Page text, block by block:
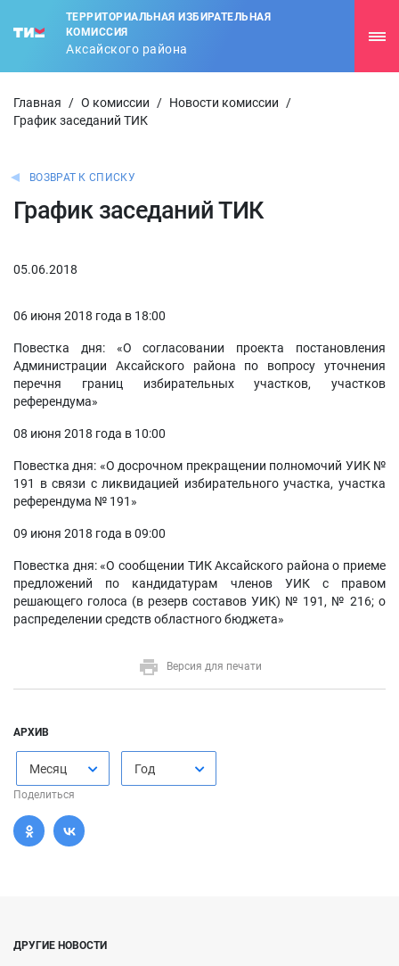
ТЕРРИТОРИАЛЬНАЯ ИЗБИРАТЕЛЬНАЯ
КОМИССИЯ
Аксайского района
Главная / О комиссии / Новости комиссии
/
График заседаний ТИК
ВОЗВРАТ К СПИСКУ
График заседаний ТИК
05.06.2018
06 июня 2018 года в 18:00
Повестка дня: «О согласовании проекта постановления
Администрации Аксайского района по вопросу уточнения
перечня границ избирательных участков, участков
референдума»
08 июня 2018 года в 10:00
Повестка дня: «О досрочном прекращении полномочий УИК №
191 в связи с ликвидацией избирательного участка, участка
референдума № 191»
09 июня 2018 года в 09:00
Повестка дня: «О сообщении ТИК Аксайского района о приеме
предложений по кандидатурам членов УИК с правом
решающего голоса (в резерв составов УИК) № 191, № 216; о
распределении средств областного бюджета»
Версия для печати
АРХИВ
Месяц Год
Поделиться
ДРУГИЕ НОВОСТИ